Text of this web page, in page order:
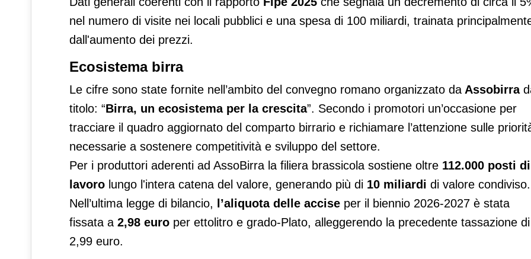
nel numero di visite nei locali pubblici e una spesa di 100 miliardi, trainata
dall'aumento dei prezzi.
Ecosistema birra
Le cifre sono state fornite nell’ambito del convegno romano organizzato da Assobirra
titolo: “Birra, un ecosistema per la crescita”. Secondo i promotori un’occasione per
tracciare il quadro aggiornato del comparto birrario e richiamare l’attenzione sulle
necessarie a sostenere competitività e sviluppo del settore.
Per i produttori aderenti ad AssoBirra la filiera brassicola sostiene oltre 112.000 posti di
lavoro lungo l'intera catena del valore, generando più di 10 miliardi di valore condiviso.
Nell’ultima legge di bilancio, l’aliquota delle accise per il biennio 2026-2027 è stata
fissata a 2,98 euro per ettolitro e grado-Plato, alleggerendo la precedente tassazione di
2,99 euro.